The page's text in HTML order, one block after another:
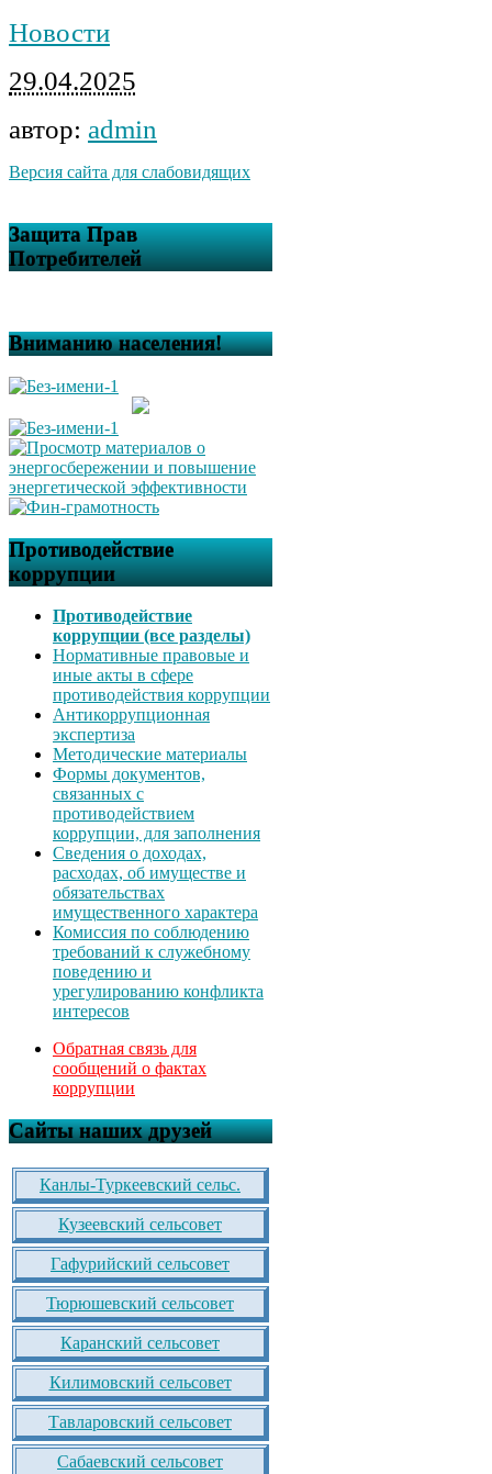
Новости
29.04.2025
автор: admin
Версия сайта для слабовидящих
Защита Прав
Потребителей
Вниманию населения!
Противодействие
коррупции
Противодействие
коррупции (все разделы)
Нормативные правовые и
иные акты в сфере
противодействия коррупции
Антикоррупционная
экспертиза
Методические материалы
Формы документов,
связанных с
противодействием
коррупции, для заполнения
Сведения о доходах,
расходах, об имуществе и
обязательствах
имущественного характера
Комиссия по соблюдению
требований к служебному
поведению и
урегулированию конфликта
интересов
Обратная связь для
сообщений о фактах
коррупции
Сайты наших друзей
Канлы-Туркеевский сельс.
Кузеевский сельсовет
Гафурийский сельсовет
Тюрюшевский сельсовет
Каранский сельсовет
Килимовский сельсовет
Тавларовский сельсовет
Сабаевский сельсовет